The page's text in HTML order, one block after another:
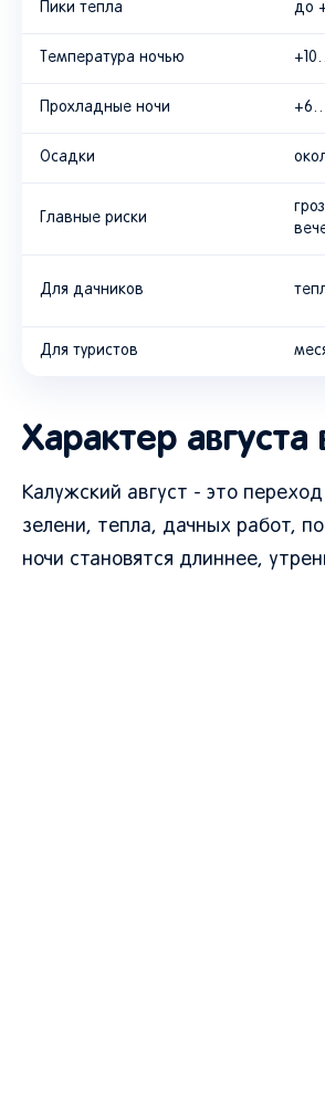
Пики тепла до
Температура ночью
Прохладные ночи
Осадки
Главные риски
Для дачников
Для туристов
Характер
Калужский август - это
зелени, тепла, дачных работ,
ночи становятся длиннее,